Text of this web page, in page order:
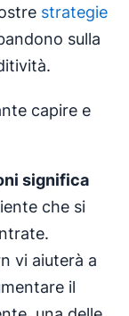
strategie
sulla
capire e
significa
che si
vi aiuterà a
il